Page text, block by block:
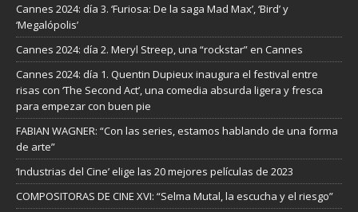
Cannes 2024: día 3. ‘Furiosa: De la saga Mad Max’, ‘Bird’ y
‘Megalópolis’
Cannes 2024: día 2. Meryl Streep, una “rockstar” en Cannes
Cannes 2024: día 1. Quentin Dupieux inaugura el festival entre
risas con ‘The Second Act’, una comedia absurda ligera y fresca
para empezar con buen pie
FABIAN WAGNER: “Con las series, estamos hablando de una forma
de arte”
‘Industrias del Cine’ elige las 20 mejores películas de 2023
COMPOSITORAS DE CINE XVI: “Selma Mutal, la escucha y el riesgo”